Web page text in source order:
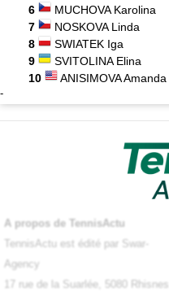
6
MUCHOVA Karolina
7
NOSKOVA Linda
8
SWIATEK Iga
9
SVITOLINA Elina
10
ANISIMOVA Amanda
-
A propos de TennisActu
TennisActu est édité par Swar-
Agency
17 rue de la Suarlée, 5080 Rhisnes